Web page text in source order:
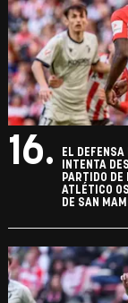
16.
EL
INTENTA
PARTIDO
ATLÉTICO
DE SAN